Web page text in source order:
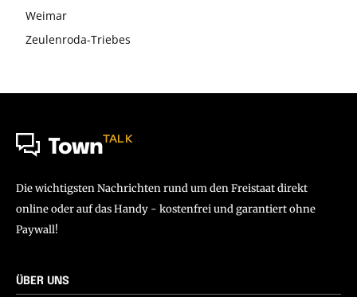
Weimar
Zeulenroda-Triebes
TownTALK
Die wichtigsten Nachrichten rund um den Freistaat direkt
online oder auf das Handy - kostenfrei und garantiert ohne
Paywall!
ÜBER UNS